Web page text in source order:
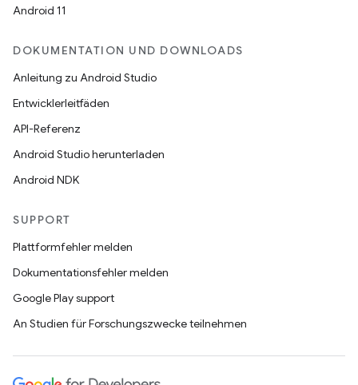
Android 11
DOKUMENTATION UND DOWNLOADS
Anleitung zu Android Studio
Entwicklerleitfäden
API-Referenz
Android Studio herunterladen
Android NDK
SUPPORT
Plattformfehler melden
Dokumentationsfehler melden
Google Play support
An Studien für Forschungszwecke teilnehmen